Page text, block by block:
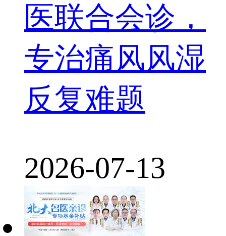
医联合会诊，
专治痛风风湿
反复难题
2026-07-13